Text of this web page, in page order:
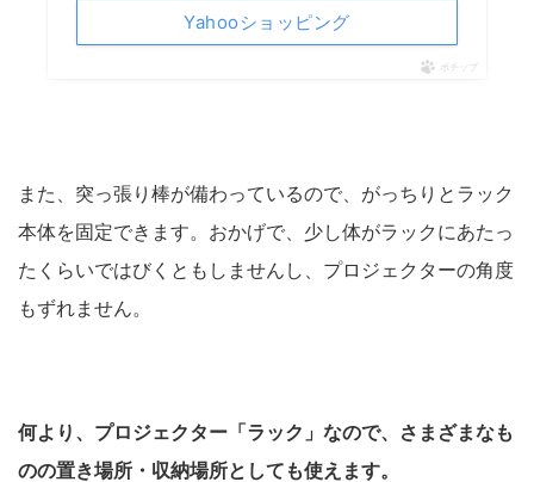
Yahooショッピング
ポチップ
また、突っ張り棒が備わっているので、がっちりとラック
本体を固定できます。おかげで、少し体がラックにあたっ
たくらいではびくともしませんし、プロジェクターの角度
もずれません。
何より、プロジェクター「ラック」なので、さまざまなも
のの置き場所・収納場所としても使えます。